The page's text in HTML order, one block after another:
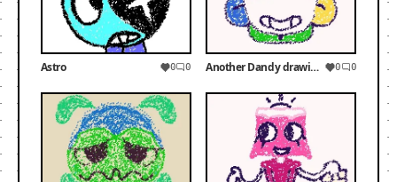
Astro 0 0 Another Dandy drawing cuz why not 0 0